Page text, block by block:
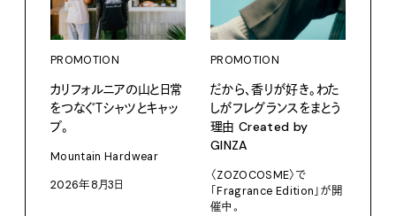
PROMOTION
カリフォルニアの山と日常
をつなぐＴシャツとキャッ
プ。
Mountain Hardwear
2026年8月3日
PROMOTION
だから、香りが好き。わた
しがフレグランスをまとう
理由 Created by
GINZA
〈ZOZOCOSME〉で
「Fragrance Edition」が開
催中。